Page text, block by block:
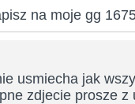
na moje gg
usmiecha jak
zdjecie prosze